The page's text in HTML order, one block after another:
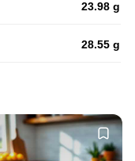
23.98 g
28.55 g